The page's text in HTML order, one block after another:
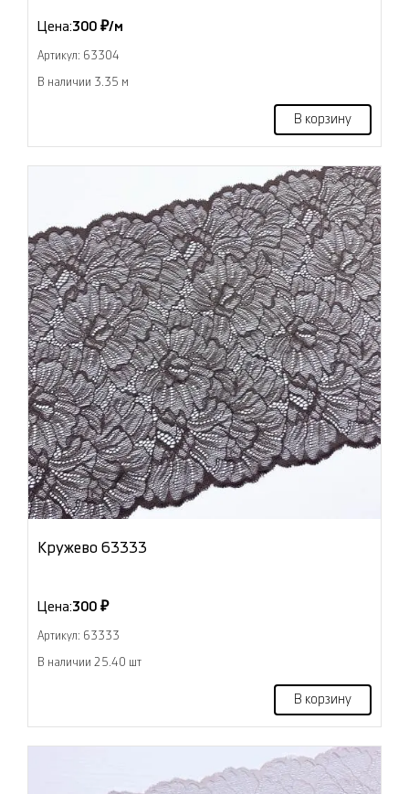
Цена:300 ₽/м
Артикул: 63304
В наличии 3.35 м
В корзину
Кружево 63333
Цена:300 ₽
Артикул: 63333
В наличии 25.40 шт
В корзину